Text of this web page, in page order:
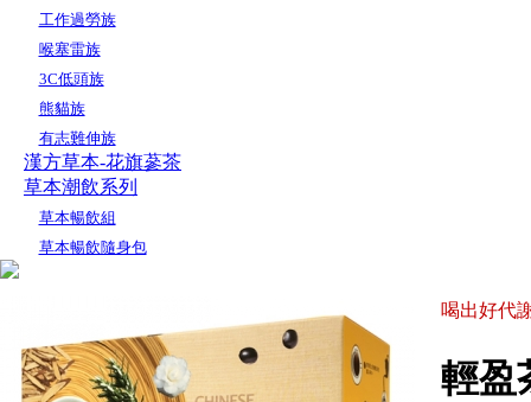
工作過勞族
喉塞雷族
3C低頭族
熊貓族
有志難伸族
漢方草本-花旗蔘茶
草本潮飲系列
草本暢飲組
草本暢飲隨身包
喝出好代
輕盈